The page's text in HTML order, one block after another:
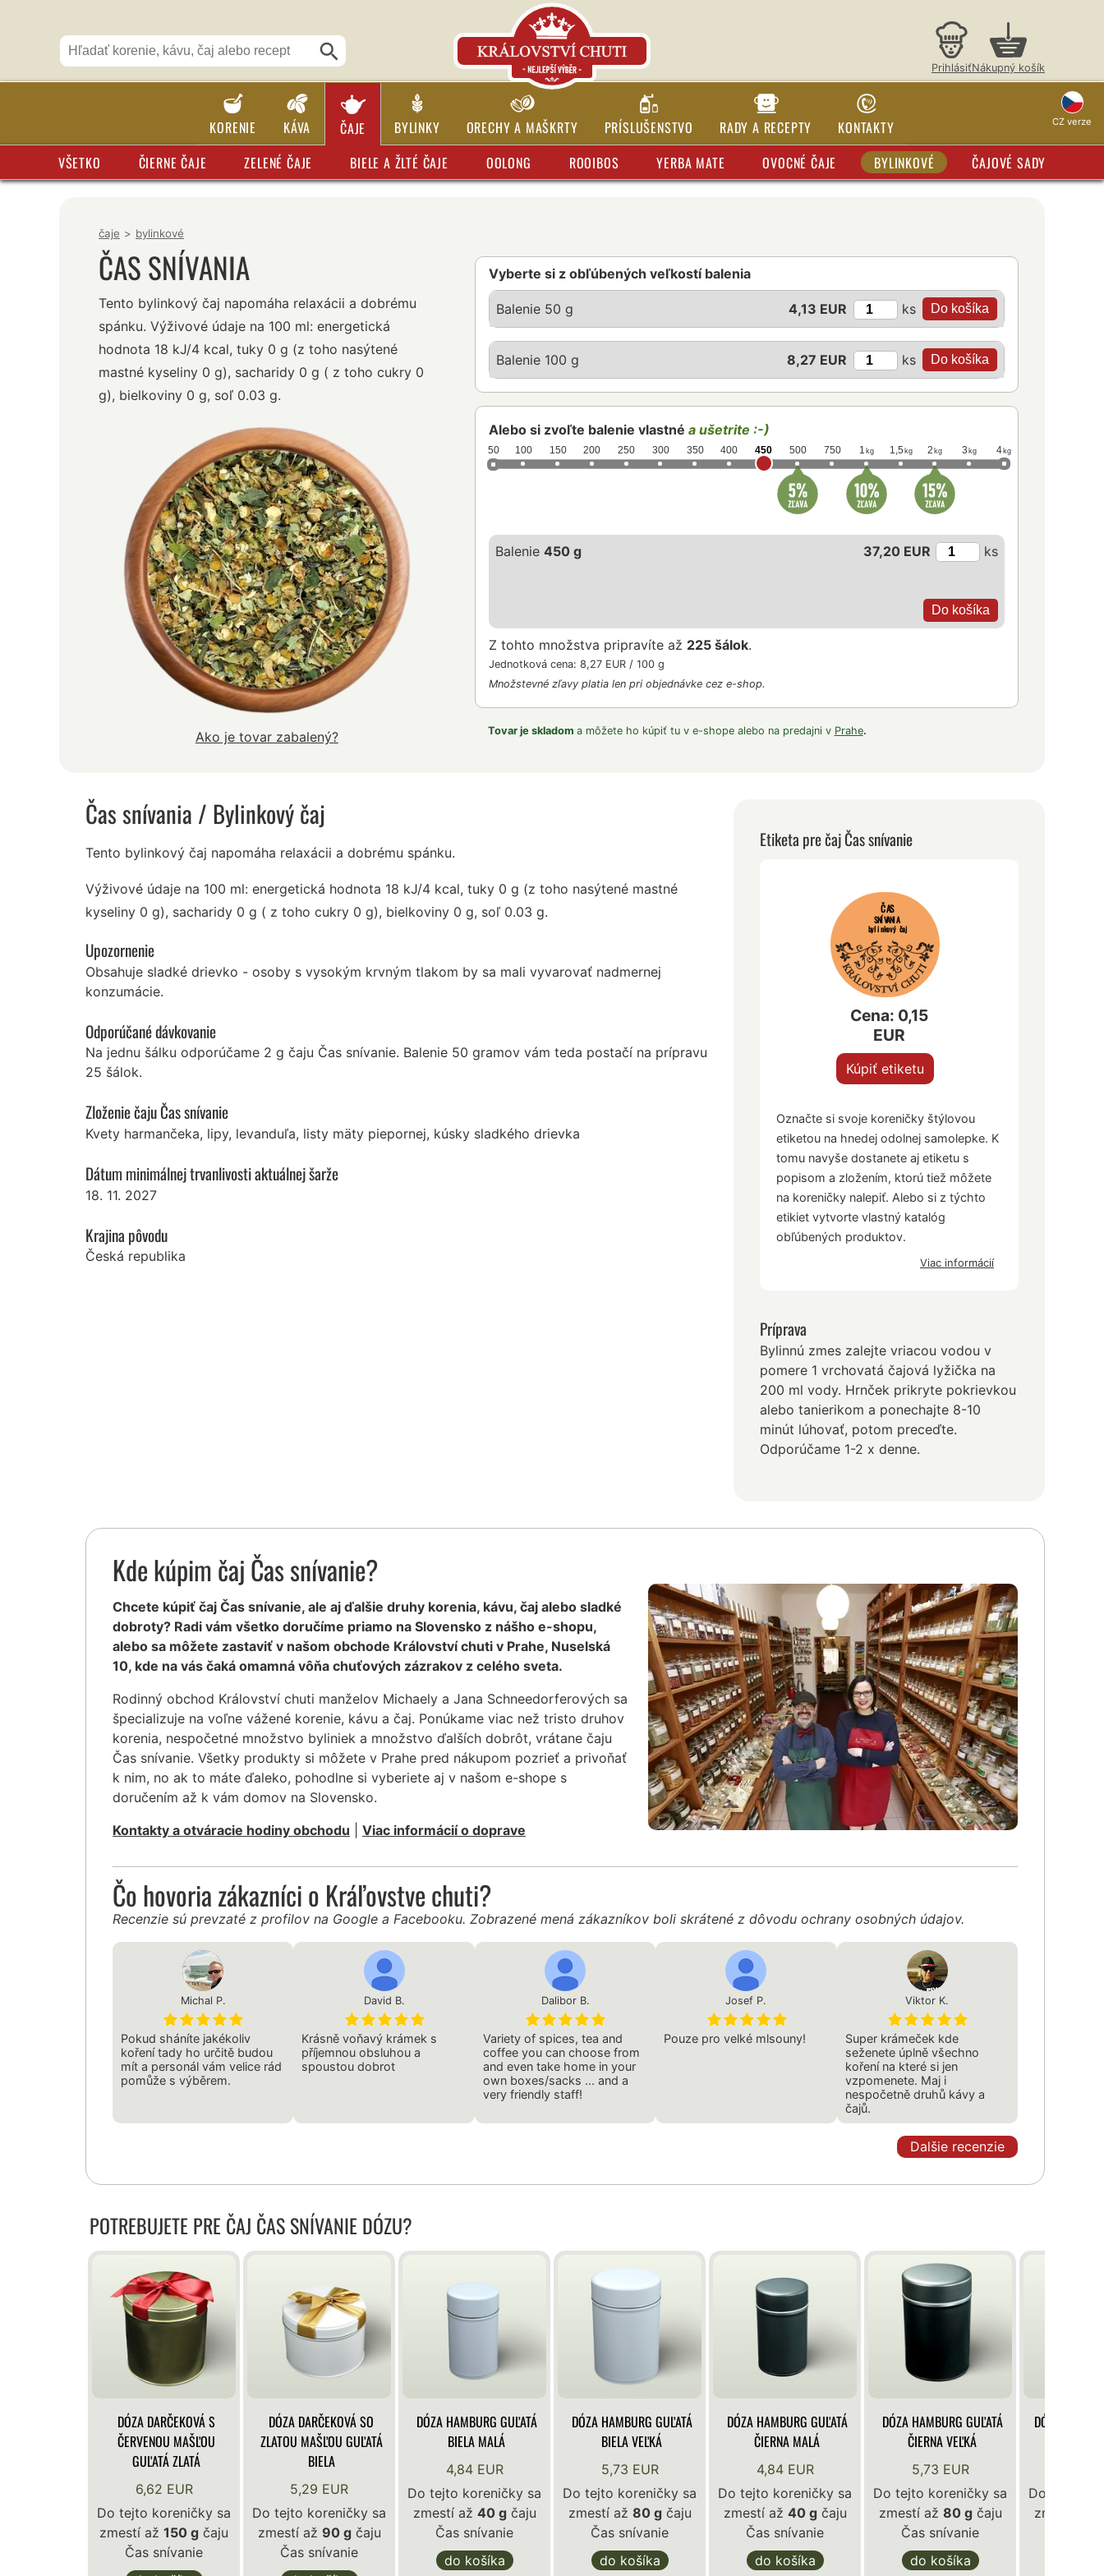
PrihlásiťNákupný košík
KORENIE KÁVA ČAJE BYLINKY ORECHY A MAŠKRTY PRÍSLUŠENSTVO RADY A RECEPTY KONTAKTY CZ verze
VŠETKO ČIERNE ČAJE ZELENÉ ČAJE BIELE A ŽLTÉ ČAJE OOLONG ROOIBOS YERBA MATE OVOCNÉ ČAJE BYLINKOVÉ ČAJOVÉ SADY
čaje > bylinkové
ČAS SNÍVANIA
Tento bylinkový čaj napomáha relaxácii a dobrému
spánku. Výživové údaje na 100 ml: energetická
hodnota 18 kJ/4 kcal, tuky 0 g (z toho nasýtené
mastné kyseliny 0 g), sacharidy 0 g ( z toho cukry 0
g), bielkoviny 0 g, soľ 0.03 g.
Ako je tovar zabalený?
Vyberte si z obľúbených veľkostí balenia
Balenie 50 g 4,13 EUR ks
Balenie 100 g 8,27 EUR ks
Alebo si zvoľte balenie vlastné a ušetrite :-)
50 100 150 200 250 300 350 400 450 500 750 1 kg 1,5 kg 2 kg 3 kg 4 kg
Balenie 450 g 37,20 EUR ks
Z tohto množstva pripravíte až 225 šálok.
Jednotková cena: 8,27 EUR / 100 g
Množstevné zľavy platia len pri objednávke cez e-shop.
Tovar je skladom a môžete ho kúpiť tu v e-shope alebo na predajni v Prahe.
Čas snívania / Bylinkový čaj
Tento bylinkový čaj napomáha relaxácii a dobrému spánku.
Výživové údaje na 100 ml: energetická hodnota 18 kJ/4 kcal, tuky 0 g (z toho nasýtené mastné
kyseliny 0 g), sacharidy 0 g ( z toho cukry 0 g), bielkoviny 0 g, soľ 0.03 g.
Upozornenie
Obsahuje sladké drievko - osoby s vysokým krvným tlakom by sa mali vyvarovať nadmernej
konzumácie.
Odporúčané dávkovanie
Na jednu šálku odporúčame 2 g čaju Čas snívanie. Balenie 50 gramov vám teda postačí na prípravu
25 šálok.
Zloženie čaju Čas snívanie
Kvety harmančeka, lipy, levanduľa, listy mäty piepornej, kúsky sladkého drievka
Dátum minimálnej trvanlivosti aktuálnej šarže
18. 11. 2027
Krajina pôvodu
Česká republika
Etiketa pre čaj Čas snívanie
ČAS
SNÍVANIA
bylinkový čaj
Cena: 0,15
EUR
Kúpiť etiketu
Označte si svoje koreničky štýlovou
etiketou na hnedej odolnej samolepke. K
tomu navyše dostanete aj etiketu s
popisom a zložením, ktorú tiež môžete
na koreničky nalepiť. Alebo si z týchto
etikiet vytvorte vlastný katalóg
obľúbených produktov.
Viac informácií
Príprava
Bylinnú zmes zalejte vriacou vodou v
pomere 1 vrchovatá čajová lyžička na
200 ml vody. Hrnček prikryte pokrievkou
alebo tanierikom a ponechajte 8-10
minút lúhovať, potom preceďte.
Odporúčame 1-2 x denne.
Kde kúpim čaj Čas snívanie?
Chcete kúpiť čaj Čas snívanie, ale aj ďalšie druhy korenia, kávu, čaj alebo sladké
dobroty? Radi vám všetko doručíme priamo na Slovensko z nášho e-shopu,
alebo sa môžete zastaviť v našom obchode Království chuti v Prahe, Nuselská
10, kde na vás čaká omamná vôňa chuťových zázrakov z celého sveta.
Rodinný obchod Království chuti manželov Michaely a Jana Schneedorferových sa
špecializuje na voľne vážené korenie, kávu a čaj. Ponúkame viac než tristo druhov
korenia, nespočetné množstvo byliniek a množstvo ďalších dobrôt, vrátane čaju
Čas snívanie. Všetky produkty si môžete v Prahe pred nákupom pozrieť a privoňať
k nim, no ak to máte ďaleko, pohodlne si vyberiete aj v našom e-shope s
doručením až k vám domov na Slovensko.
Kontakty a otváracie hodiny obchodu
Viac informácií o doprave
Čo hovoria zákazníci o Kráľovstve chuti?
Recenzie sú prevzaté z profilov na Google a Facebooku. Zobrazené mená zákazníkov boli skrátené z dôvodu ochrany osobných údajov.
Michal P.
Pokud sháníte jakékoliv
koření tady ho určitě budou
mít a personál vám velice rád
pomůže s výběrem.
David B.
Krásně voňavý krámek s
příjemnou obsluhou a
spoustou dobrot
Dalibor B.
Variety of spices, tea and
coffee you can choose from
and even take home in your
own boxes/sacks ... and a
very friendly staff!
Josef P.
Pouze pro velké mlsouny!
Viktor K.
Super krámeček kde
seženete úplně všechno
koření na které si jen
vzpomenete. Maj i
nespočetně druhů kávy a
čajů.
Dalšie recenzie
POTREBUJETE PRE ČAJ ČAS SNÍVANIE DÓZU?
DÓZA DARČEKOVÁ S
ČERVENOU MAŠĽOU
GUĽATÁ ZLATÁ
6,62 EUR
Do tejto koreničky sa
zmestí až 150 g čaju
Čas snívanie
DÓZA DARČEKOVÁ SO
ZLATOU MAŠĽOU GUĽATÁ
BIELA
5,29 EUR
Do tejto koreničky sa
zmestí až 90 gčaju
Čas snívanie
DÓZA HAMBURG GUĽATÁ
BIELA MALÁ
4,84 EUR
Do tejto koreničky sa
zmestí až 40 gčaju
Čas snívanie
do košíka
DÓZA HAMBURG GUĽATÁ
BIELA VEĽKÁ
5,73 EUR
Do tejto koreničky sa
zmestí až 80 gčaju
Čas snívanie
do košíka
DÓZA HAMBURG GUĽATÁ
ČIERNA MALÁ
4,84 EUR
Do tejto koreničky sa
zmestí až 40 gčaju
Čas snívanie
do košíka
DÓZA HAMBURG GUĽATÁ
ČIERNA VEĽKÁ
5,73 EUR
Do tejto koreničky sa
zmestí až 80 gčaju
Čas snívanie
do košíka
DÓZA KLASIK
Do tejto
zmestí až